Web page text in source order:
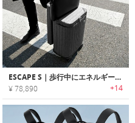
ESCAPE S｜歩行中にエネルギーを充電するスマートスーツケース「エスケープS」
¥ 78,890 +14